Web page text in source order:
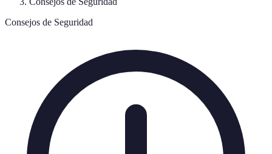
Consejos de Seguridad